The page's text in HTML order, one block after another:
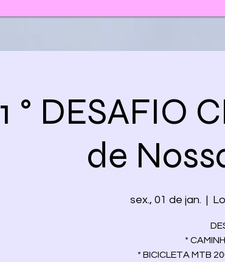
1 ° DESAFIO
de
sex., 01 de jan.
  |
*
* BICICLETA MTB